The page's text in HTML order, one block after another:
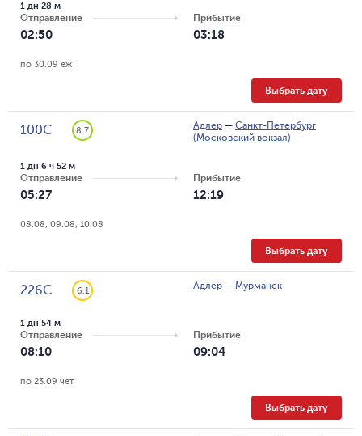
Отправление
02:50
1 дн 28 м
Прибытие
03:18
по 30.09 еж
Выбрать дату
100С 8.7 Адлер — Санкт-Петербург
(Московский вокзал)
Отправление
05:27
1 дн 6 ч 52 м
Прибытие
12:19
08.08, 09.08, 10.08
Выбрать дату
226С 6.1 Адлер — Мурманск
Отправление
08:10
1 дн 54 м
Прибытие
09:04
по 23.09 чет
Выбрать дату